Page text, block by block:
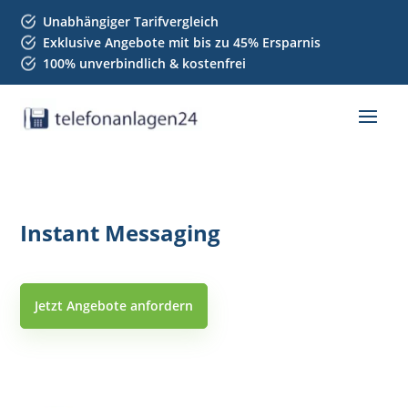
Unabhängiger Tarifvergleich
Exklusive Angebote mit bis zu 45% Ersparnis
100% unverbindlich & kostenfrei
Instant Messaging
Jetzt Angebote anfordern